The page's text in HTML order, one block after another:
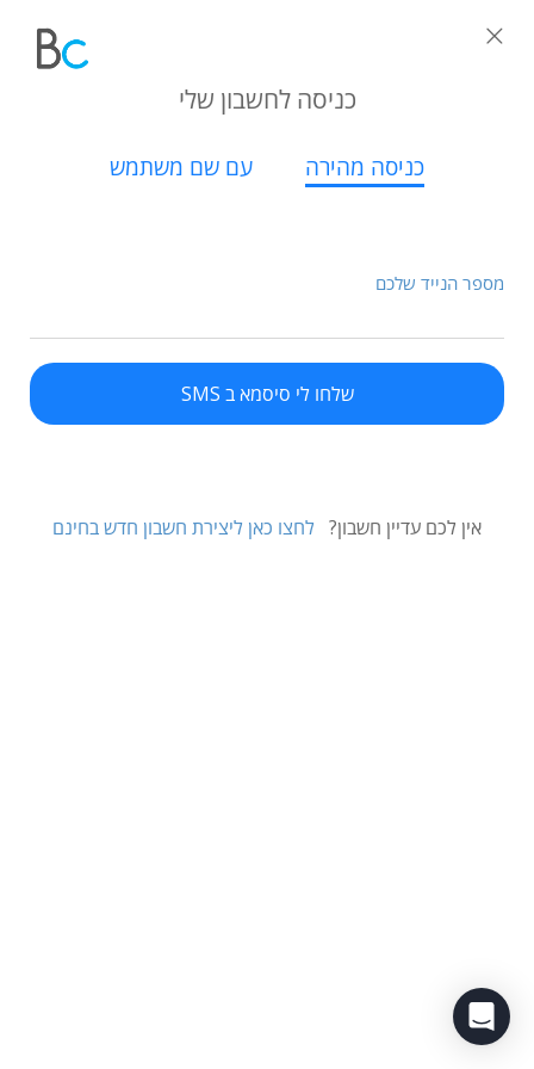
כניסה לחשבון שלי
כניסה מהירה עם שם משתמש
מספר הנייד שלכם
שלחו לי סיסמא ב SMS
אין לכם עדיין חשבון? לחצו כאן ליצירת חשבון חדש בחינם